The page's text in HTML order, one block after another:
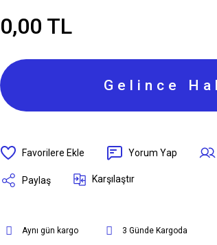
0,00 TL
Gelince
Yorum Yap
Paylaş Karşılaştır
Aynı gün kargo 3 Günde Kargoda